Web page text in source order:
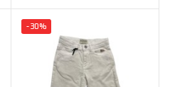
-30%